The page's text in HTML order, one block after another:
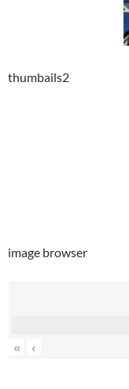
thumbails2
image browser
« ‹